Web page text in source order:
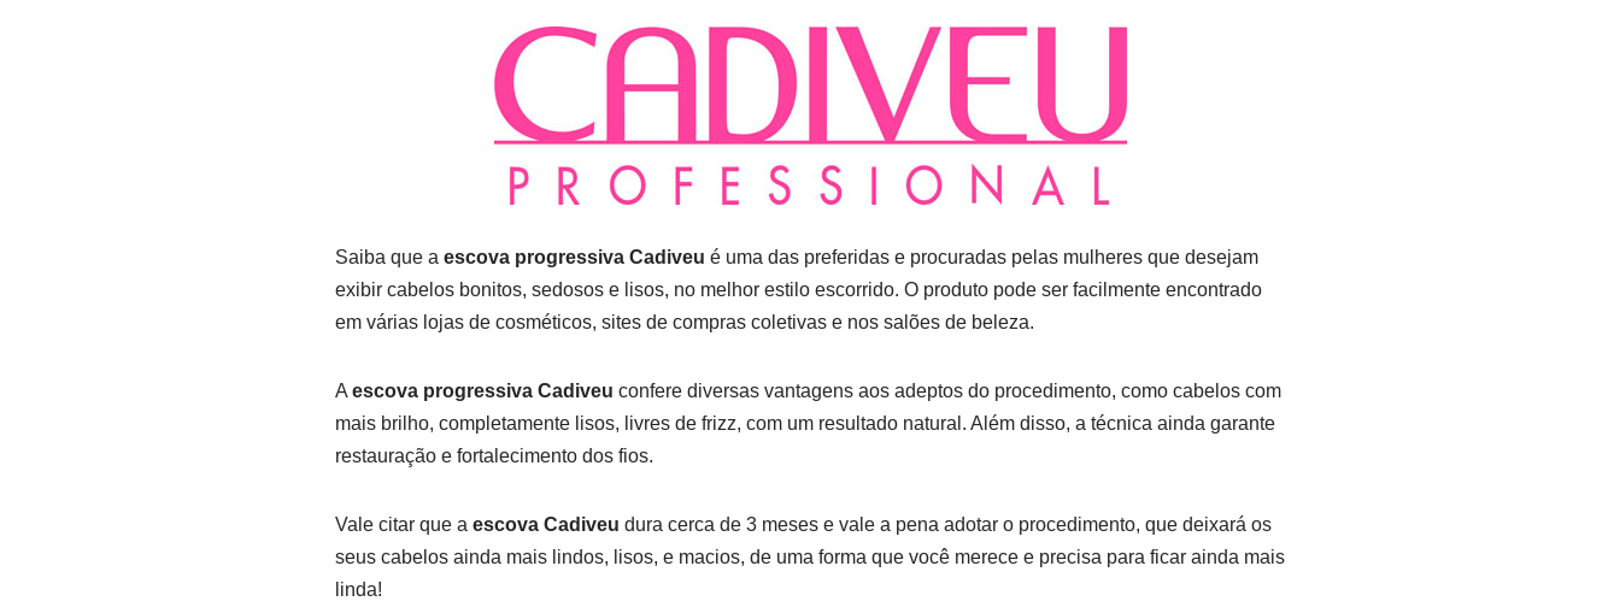
Saiba que a escova progressiva Cadiveu é uma das preferidas e procuradas pelas mulheres que desejam
exibir cabelos bonitos, sedosos e lisos, no melhor estilo escorrido. O produto pode ser facilmente encontrado
em várias lojas de cosméticos, sites de compras coletivas e nos salões de beleza.
A escova progressiva Cadiveu confere diversas vantagens aos adeptos do procedimento, como cabelos com
mais brilho, completamente lisos, livres de frizz, com um resultado natural. Além disso, a técnica ainda garante
restauração e fortalecimento dos fios.
Vale citar que a escova Cadiveu dura cerca de 3 meses e vale a pena adotar o procedimento, que deixará os
seus cabelos ainda mais lindos, lisos, e macios, de uma forma que você merece e precisa para ficar ainda mais
linda!